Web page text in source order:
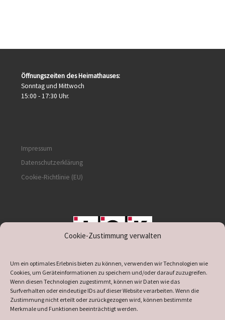
Cookie-Zustimmung verwalten
Um ein optimales Erlebnis bieten zu können, verwenden wir Technologien wie
Cookies, um Geräteinformationen zu speichern und/oder darauf zuzugreifen.
Wenn diesen Technologien zugestimmt, können wir Daten wie das
Surfverhalten oder eindeutige IDs auf dieser Website verarbeiten. Wenn die
Zustimmung nicht erteilt oder zurückgezogen wird, können bestimmte
Merkmale und Funktionen beeinträchtigt werden.
Öffnungszeiten des Heimathauses:
Sonntag und Mittwoch
15:00 - 17:30 Uhr.
Impressum
Datenschutzerklärung
Cookie-Richtlinie (EU)
supported by DÖ